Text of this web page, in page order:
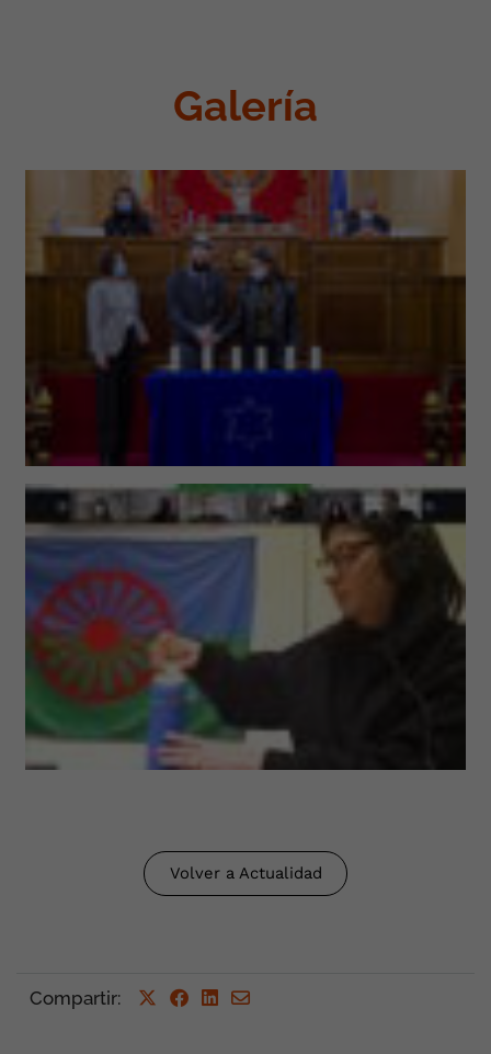
Galería
Volver a Actualidad
Compartir: